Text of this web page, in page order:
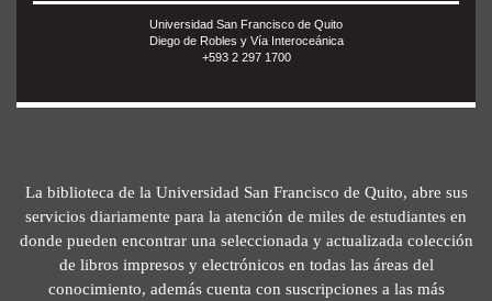
Universidad San Francisco de Quito
Diego de Robles y Vía Interoceánica
+593 2 297 1700
La biblioteca de la Universidad San Francisco de Quito, abre sus
servicios diariamente para la atención de miles de estudiantes en
donde pueden encontrar una seleccionada y actualizada colección
de libros impresos y electrónicos en todas las áreas del
conocimiento, además cuenta con suscripciones a las más